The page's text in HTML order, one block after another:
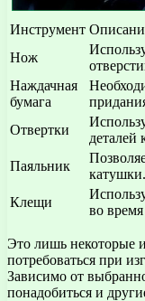
Инструмент
Нож
Наждачная
бумага
Отвертки
деталей
Паяльник
катушки.
Клещи
во
Это лишь некоторые
потребоваться при
Зависимо от
понадобиться и